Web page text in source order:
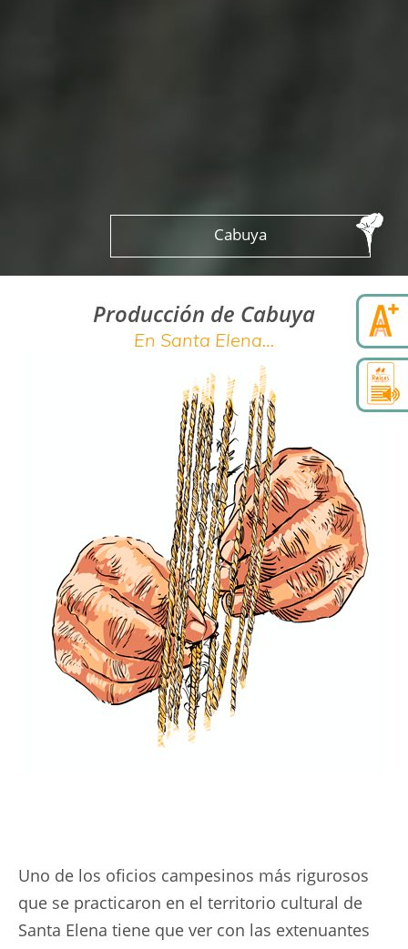
Cabuya
Producción de Cabuya
En Santa Elena…
Uno de los oficios campesinos más rigurosos
que se practicaron en el territorio cultural de
Santa Elena tiene que ver con las extenuantes